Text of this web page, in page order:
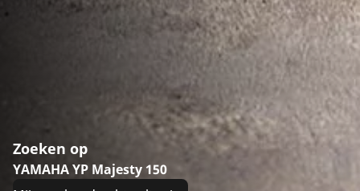
Zoeken op
YAMAHA YP Majesty 150